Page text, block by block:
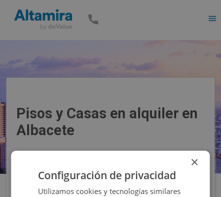
Pisos y Casas en alquiler en
Albacete
Filtros
×
Configuración de privacidad
Utilizamos cookies y tecnologías similares